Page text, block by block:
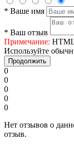
* Ваше имя
* Ваш отзыв
Примечание: HTML
Используйте
Продолжить
0
0
0
0
0
Нет отзывов о
отзыв.